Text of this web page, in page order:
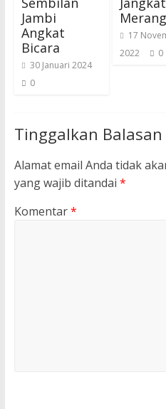
Jambi
Angkat
Bicara
30 Januari 2024
0
17
2022
0
Tinggalkan Balasan
Alamat email Anda tidak
yang wajib ditandai *
Komentar*